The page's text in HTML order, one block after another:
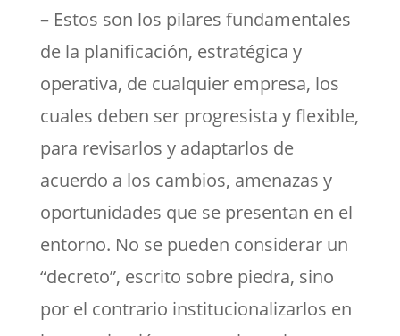
–Estos son los pilares fundamentales
de la planificación, estratégica y
operativa, de cualquier empresa, los
cuales deben ser progresista y flexible,
para revisarlos y adaptarlos de
acuerdo a los cambios, amenazas y
oportunidades que se presentan en el
entorno. No se pueden considerar un
“decreto”, escrito sobre piedra, sino
por el contrario institucionalizarlos en